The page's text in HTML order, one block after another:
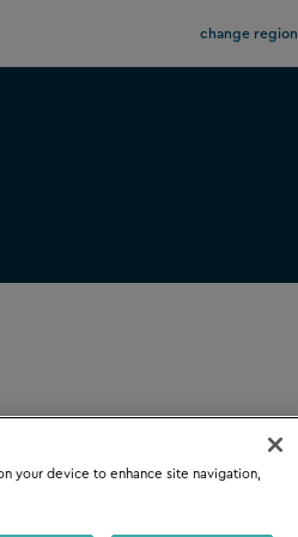
change region
your device to enhance site navigation,